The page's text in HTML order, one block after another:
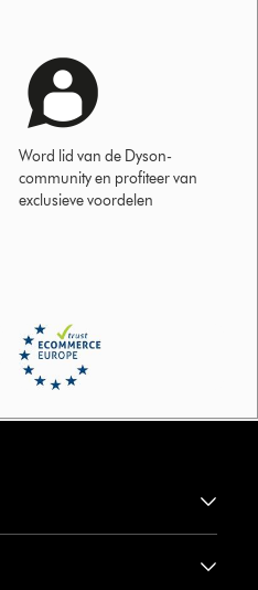
Word lid van de Dyson-
community en profiteer van
exclusieve voordelen